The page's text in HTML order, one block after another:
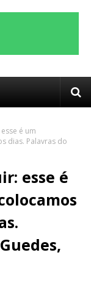
é um
dias. Palavras do
esse é